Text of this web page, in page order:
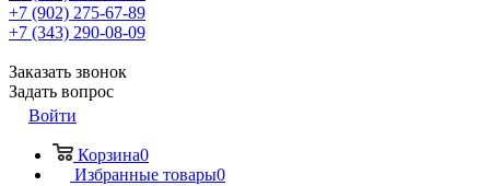
+7 (902) 275-67-89
+7 (343) 290-08-09
Заказать звонок
Задать вопрос
Войти
Корзина0
Избранные товары0